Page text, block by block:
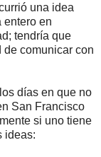
una idea
entero en
tendría que
comunicar con
días en que no
San Francisco
si uno tiene
ideas: